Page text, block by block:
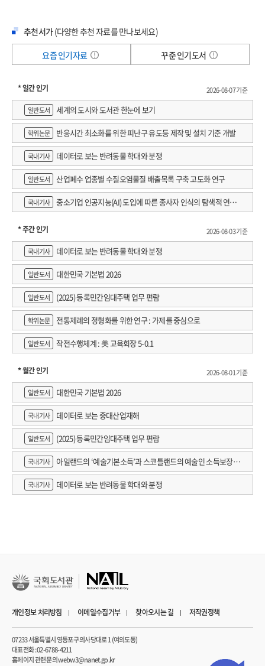
추천서가(다양한 추천 자료를 만나보세요)
요즘 인기자료
꾸준 인기도서
* 일간 인기
2026-08-07 기준
일반도서
세계의 도시와 도서관 한눈에 보기
학위논문 반응시간 최소화를 위한 피난구 유도등 제작 및 설치 기준 개발
국내기사 데이터로 보는 반려동물 학대와 분쟁
일반도서 산업폐수 업종별 수질오염물질 배출목록 구축 고도화 연구
국내기사
중소기업 인공지능(AI) 도입에 따른 종사자 인식의 탐색적 연구 :
* 주간 인기
2026-08-03 기준
국내기사
데이터로 보는 반려동물 학대와 분쟁
일반도서 대한민국 기본법 2026
일반도서 (2025) 등록민간임대주택 업무 편람
학위논문 전통제례의 정형화를 위한 연구 : 가제를 중심으로
일반도서 작전수행체계 : 美 교육회장 5-0.1
* 월간 인기
2026-08-01 기준
일반도서
대한민국 기본법 2026
국내기사 데이터로 보는 중대산업재해
일반도서 (2025) 등록민간임대주택 업무 편람
국내기사
아일랜드의 ‘예술기본소득’과 스코틀랜드의 예술인 소득보장정
책 논의
국내기사 데이터로 보는 반려동물 학대와 분쟁
개인정보 처리방침 이메일수집거부 찾아오시는 길 저작권정책
07233 서울특별시 영등포구 의사당대로 1 (여의도동)
대표전화 : 02-6788-4211
홈페이지 관련 문의 webw3@nanet.go.kr